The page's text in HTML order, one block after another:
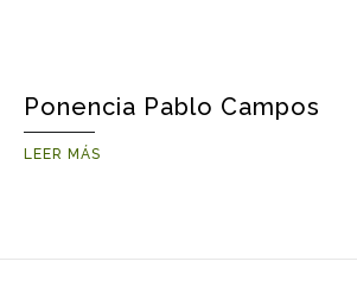
Ponencia Pablo Campos
LEER MÁS